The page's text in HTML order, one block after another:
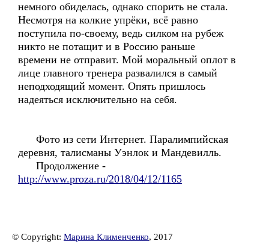
немного обиделась, однако спорить не стала.
Несмотря на колкие упрёки, всё равно
поступила по-своему, ведь силком на рубеж
никто не потащит и в Россию раньше
времени не отправит. Мой моральный оплот в
лице главного тренера развалился в самый
неподходящий момент. Опять пришлось
надеяться исключительно на себя.
Фото из сети Интернет. Паралимпийская
деревня, талисманы Уэнлок и Мандевилль.
Продолжение -
http://www.proza.ru/2018/04/12/1165
© Copyright: Марина Клименченко, 2017